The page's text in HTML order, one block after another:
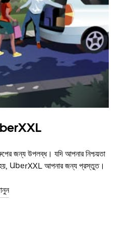
জন্য উপলব্ধ। যদি আপনার নিশ্চয়তা
UberXXL আপনার জন্য প্রস্তুত।